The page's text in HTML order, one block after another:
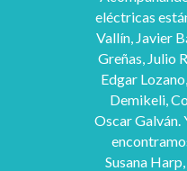
eléctricas
Vallín, Javier
Greñas, Julio
Edgar
Demikeli,
Oscar Galván.
Susana